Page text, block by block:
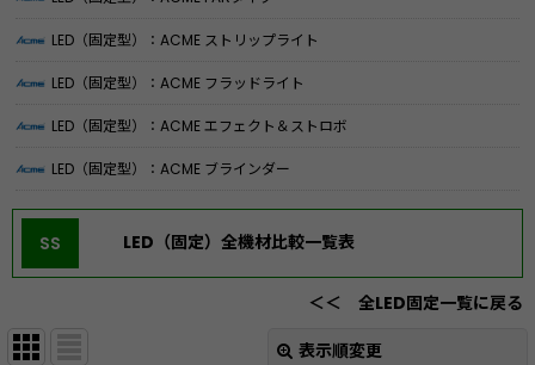
LED（固定型）：ACME ストリップライト
LED（固定型）：ACME フラッドライト
LED（固定型）：ACME エフェクト＆ストロボ
LED（固定型）：ACME ブラインダー
SS LED（固定）全機材比較一覧表
＜＜ 全LED固定一覧に戻る
表示順変更